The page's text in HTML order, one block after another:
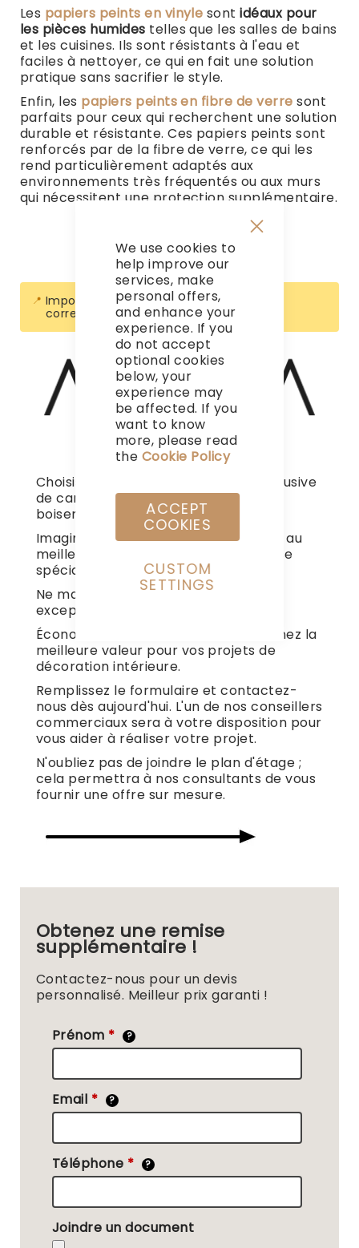
We use cookies to
help improve our
services, make
personal offers,
and enhance your
experience. If you
do not accept
optional cookies
below, your
experience may
be affected. If you
want to know
more, please read
theCookie Policy
ACCEPT
COOKIES
CUSTOM
SETTINGS
Les papiers peints en vinyle sontidéaux pour
les pièces humides telles que les salles de bains
et les cuisines. Ils sont résistants à l'eau et
faciles à nettoyer, ce qui en fait une solution
pratique sans sacrifier le style.
Enfin, les papiers peints en fibre de verre sont
parfaits pour ceux qui recherchent une solution
durable et résistante. Ces papiers peints sont
renforcés par de la fibre de verre, ce qui les
rend particulièrement adaptés aux
environnements très fréquentés ou aux murs
qui nécessitent une protection supplémentaire.
Impossible de trouver des produits
correspondants à votre sélection.
Choisissez parmi notre sélection exclusive
de carreaux, parquet, papier peint et
boiseries de haute qualité.
Imaginez recevoir votre produit idéal au
meilleur prix possible, avec une remise
spéciale rien que pour vous.
Ne manquez pas cette opportunité
exceptionnelle !
Économisez dès maintenant et obtenez la
meilleure valeur pour vos projets de
décoration intérieure.
Remplissez le formulaire et contactez-
nous dès aujourd'hui. L'un de nos conseillers
commerciaux sera à votre disposition pour
vous aider à réaliser votre projet.
N'oubliez pas de joindre le plan d'étage ;
cela permettra à nos consultants de vous
fournir une offre sur mesure.
Obtenez une remise
supplémentaire !
Contactez-nous pour un devis
personnalisé. Meilleur prix garanti !
Prénom * ?
Email * ?
Téléphone * ?
Joindre un document